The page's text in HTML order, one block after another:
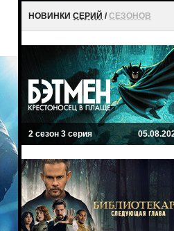
НОВИНКИ СЕРИЙ /СЕЗОНОВ
2 сезон 3 серия